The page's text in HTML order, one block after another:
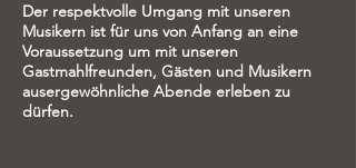
Der respektvolle Umgang mit unseren
Musikern ist für uns von Anfang an eine
Voraussetzung um mit unseren
Gastmahlfreunden, Gästen und Musikern
ausergewöhnliche Abende erleben zu
dürfen.